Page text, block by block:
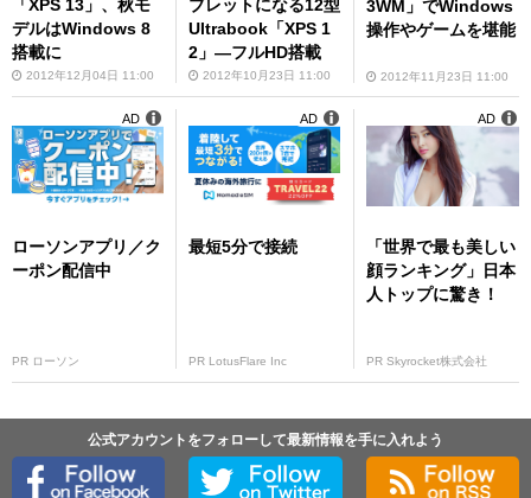
「XPS 13」、秋モ
デルはWindows 8
搭載に
2012年12月04日 11:00
ブレットになる12型
Ultrabook「XPS 1
2」—フルHD搭載
2012年10月23日 11:00
3WM」でWindows
操作やゲームを堪能
2012年11月23日 11:00
ローソンアプリ／ク
ーポン配信中
PR ローソン
AD
最短5分で接続
PR LotusFlare Inc
AD
「世界で最も美しい
顔ランキング」日本
人トップに驚き！
PR Skyrocket株式会社
AD
公式アカウントをフォローして最新情報を手に入れよう